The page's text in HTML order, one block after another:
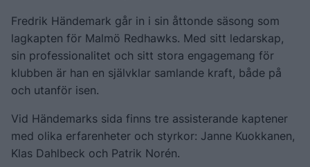
Fredrik Händemark går in i sin åttonde säsong som
lagkapten för Malmö Redhawks. Med sitt ledarskap,
sin professionalitet och sitt stora engagemang för
klubben är han en självklar samlande kraft, både på
och utanför isen.
Vid Händemarks sida finns tre assisterande kaptener
med olika erfarenheter och styrkor: Janne Kuokkanen,
Klas Dahlbeck och Patrik Norén.